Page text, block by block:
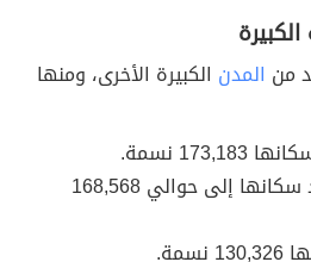
من المدن الكبيرة الأخرى، ومنها
نسمة.
يصل عدد سكانها إلى حوالي 168,568